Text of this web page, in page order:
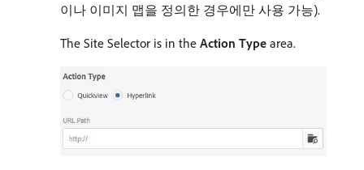
이나 이미지 맵을 정의한 경우에만 사용 가능).
The Site Selector is in the Action Type area.